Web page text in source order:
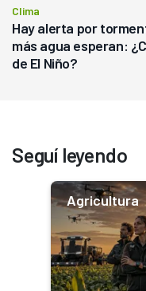
Clima
Hay alerta por
más agua esperan:
de El Niño?
Seguí leyendo
Agricultura